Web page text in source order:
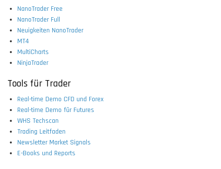
NanoTrader Free
NanoTrader Full
Neuigkeiten NanoTrader
MT4
MultiCharts
NinjaTrader
Tools für Trader
Real-time Demo CFD und Forex
Real-time Demo für Futures
WHS Techscan
Trading Leitfaden
Newsletter Market Signals
E-Books und Reports